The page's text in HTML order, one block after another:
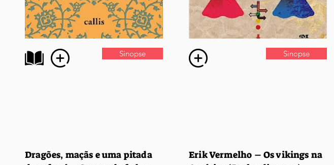
Sinopse Sinopse
Dragões, maçãs e uma pitada
Erik Vermelho – Os vikings na